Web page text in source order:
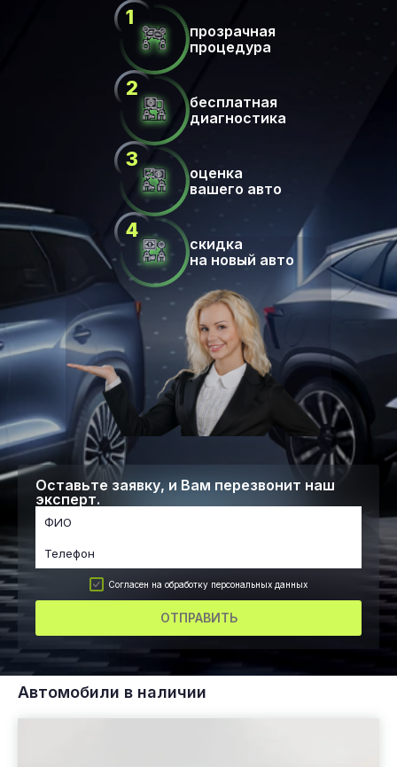
Оставьте заявку, и Вам перезвонит наш
эксперт.
Согласен на обработку персональных данных
ОТПРАВИТЬ
прозрачная
процедура
бесплатная
диагностика
оценка
вашего авто
скидка
на новый авто
Автомобили в наличии